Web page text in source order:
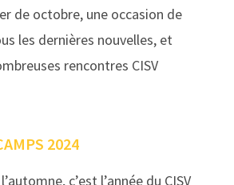
de octobre, une occasion de
les dernières nouvelles, et
rencontres CISV
2024
c’est l’année du CISV